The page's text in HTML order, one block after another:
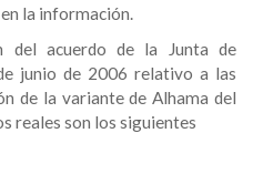
la información.
del acuerdo de la Junta de
junio de 2006 relativo a las
de la variante de Alhama del
reales son los siguientes